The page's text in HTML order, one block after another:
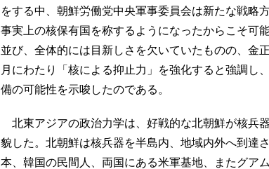
をする中、朝鮮労働党中央軍事委員会は新たな戦略
事実上の核保有国を称するようになったからこそ可
並び、全体的には目新しさを欠いていたものの、金
月にわたり「核による抑止力」を強化すると強調し
備の可能性を示唆したのである。
北東アジアの政治力学は、好戦的な北朝鮮が核兵
貌した。北朝鮮は核兵器を半島内、地域内外へ到達
本、韓国の民間人、両国にある米軍基地、またグア